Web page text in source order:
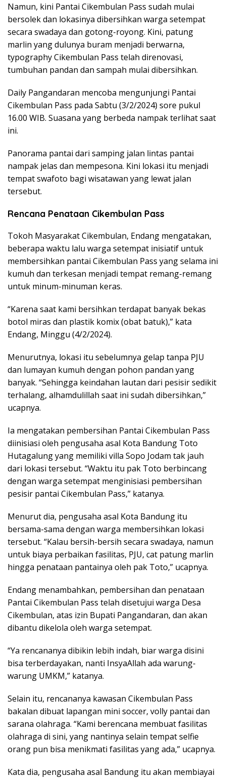
Namun, kini Pantai Cikembulan Pass sudah mulai
bersolek dan lokasinya dibersihkan warga setempat
secara swadaya dan gotong-royong. Kini, patung
marlin yang dulunya buram menjadi berwarna,
typography Cikembulan Pass telah direnovasi,
tumbuhan pandan dan sampah mulai dibersihkan.
Daily Pangandaran mencoba mengunjungi Pantai
Cikembulan Pass pada Sabtu (3/2/2024) sore pukul
16.00 WIB. Suasana yang berbeda nampak terlihat saat
ini.
Panorama pantai dari samping jalan lintas pantai
nampak jelas dan mempesona. Kini lokasi itu menjadi
tempat swafoto bagi wisatawan yang lewat jalan
tersebut.
Rencana Penataan Cikembulan Pass
Tokoh Masyarakat Cikembulan, Endang mengatakan,
beberapa waktu lalu warga setempat inisiatif untuk
membersihkan pantai Cikembulan Pass yang selama ini
kumuh dan terkesan menjadi tempat remang-remang
untuk minum-minuman keras.
“Karena saat kami bersihkan terdapat banyak bekas
botol miras dan plastik komix (obat batuk),” kata
Endang, Minggu (4/2/2024).
Menurutnya, lokasi itu sebelumnya gelap tanpa PJU
dan lumayan kumuh dengan pohon pandan yang
banyak. “Sehingga keindahan lautan dari pesisir sedikit
terhalang, alhamdulillah saat ini sudah dibersihkan,”
ucapnya.
Ia mengatakan pembersihan Pantai Cikembulan Pass
diinisiasi oleh pengusaha asal Kota Bandung Toto
Hutagalung yang memiliki villa Sopo Jodam tak jauh
dari lokasi tersebut. “Waktu itu pak Toto berbincang
dengan warga setempat menginisiasi pembersihan
pesisir pantai Cikembulan Pass,” katanya.
Menurut dia, pengusaha asal Kota Bandung itu
bersama-sama dengan warga membersihkan lokasi
tersebut. “Kalau bersih-bersih secara swadaya, namun
untuk biaya perbaikan fasilitas, PJU, cat patung marlin
hingga penataan pantainya oleh pak Toto,” ucapnya.
Endang menambahkan, pembersihan dan penataan
Pantai Cikembulan Pass telah disetujui warga Desa
Cikembulan, atas izin Bupati Pangandaran, dan akan
dibantu dikelola oleh warga setempat.
“Ya rencananya dibikin lebih indah, biar warga disini
bisa terberdayakan, nanti InsyaAllah ada warung-
warung UMKM,” katanya.
Selain itu, rencananya kawasan Cikembulan Pass
bakalan dibuat lapangan mini soccer, volly pantai dan
sarana olahraga. “Kami berencana membuat fasilitas
olahraga di sini, yang nantinya selain tempat selfie
orang pun bisa menikmati fasilitas yang ada,” ucapnya.
Kata dia, pengusaha asal Bandung itu akan membiayai